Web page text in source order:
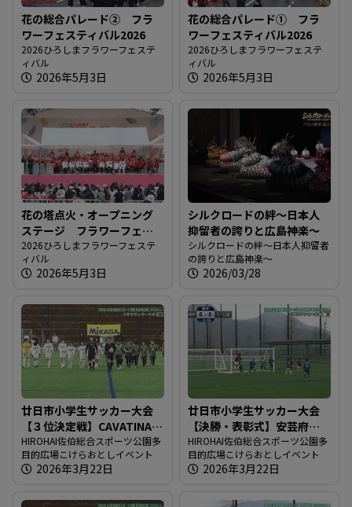
花の総合パレード② フラ
ワーフェスティバル2026
2026ひろしまフラワーフェステ
ィバル
2026年5月3日
花の総合パレード① フラ
ワーフェスティバル2026
2026ひろしまフラワーフェステ
ィバル
2026年5月3日
花の塔点火・オープニング
ステージ フラワーフェス
ティバル2026
2026ひろしまフラワーフェステ
ィバル
2026年5月3日
シルクロードの絆～日本人
抑留者の誇りと広島神楽～
シルクロードの絆～日本人抑留者
の誇りと広島神楽～
2026/03/28
廿日市小学生サッカー大会
【３位決定戦】CAVATINA
VS 福山シティ八幡
HIROHAI佐伯総合スポーツ公園多
目的広場こけらおとしイベント
2026年3月22日
廿日市小学生サッカー大会
【決勝・表彰式】安芸府中
VS クレール広島
HIROHAI佐伯総合スポーツ公園多
目的広場こけらおとしイベント
2026年3月22日